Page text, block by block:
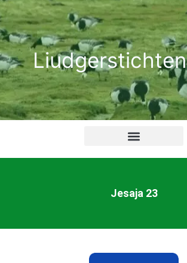
Ga
naar
de
inhoudLiudgerstichten
Jesaja 23